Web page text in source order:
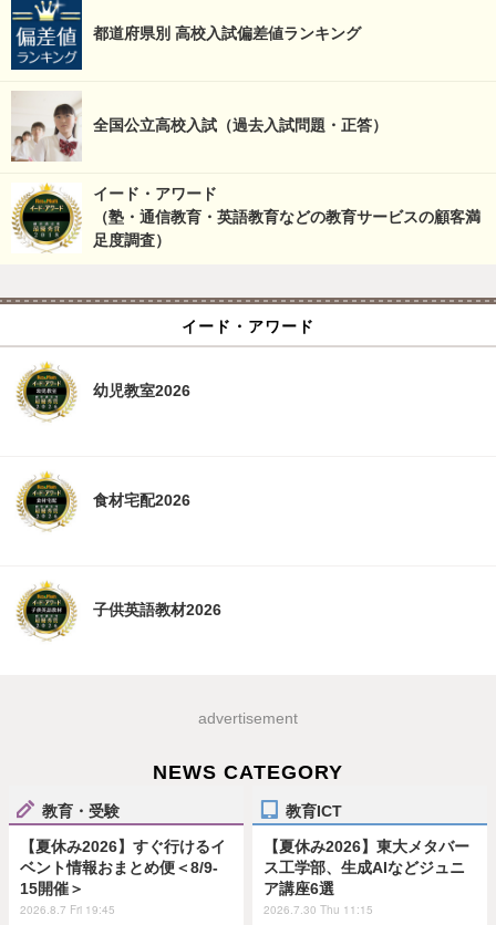
都道府県別 高校入試偏差値ランキング
全国公立高校入試（過去入試問題・正答）
イード・アワード
（塾・通信教育・英語教育などの教育サービスの顧客満
足度調査）
イード・アワード
幼児教室2026
食材宅配2026
子供英語教材2026
advertisement
NEWS CATEGORY
教育・受験
【夏休み2026】すぐ行けるイ
ベント情報おまとめ便＜8/9-
15開催＞
2026.8.7 Fri 19:45
教育ICT
【夏休み2026】東大メタバー
ス工学部、生成AIなどジュニ
ア講座6選
2026.7.30 Thu 11:15